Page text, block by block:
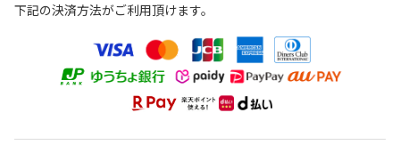
下記の決済方法がご利用頂けます。